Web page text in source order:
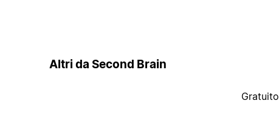
Altri da Second Brain
Gratuito